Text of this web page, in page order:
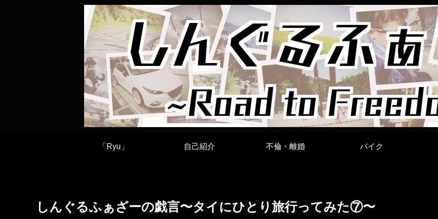
「Ryu」 自己紹介 不倫・離婚 バイク
しんぐるふぁざーの戯言〜タイにひとり旅行ってみた⑦〜